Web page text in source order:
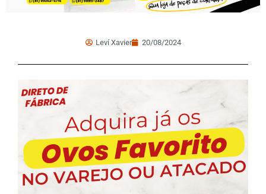
Leví Xavier 20/08/2024